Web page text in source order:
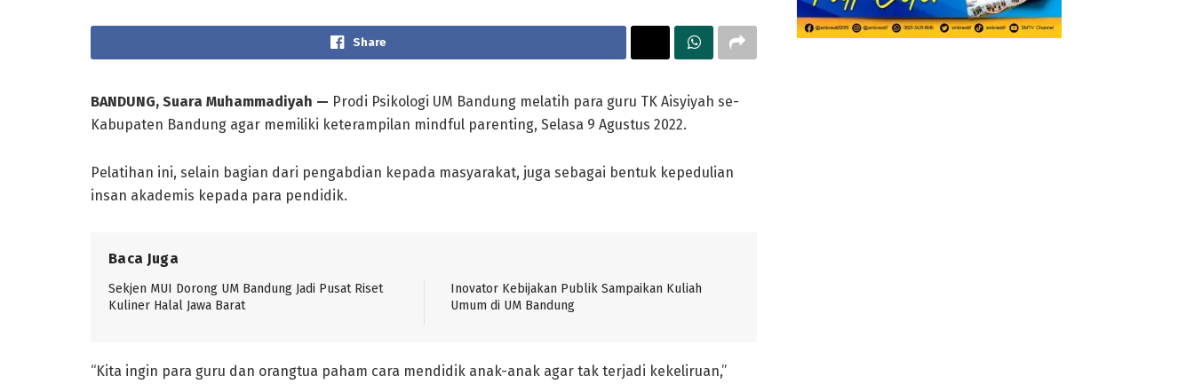
Share
BANDUNG, Suara Muhammadiyah — Prodi Psikologi UM Bandung melatih para guru TK Aisyiyah se-
Kabupaten Bandung agar memiliki keterampilan mindful parenting, Selasa 9 Agustus 2022.
Pelatihan ini, selain bagian dari pengabdian kepada masyarakat, juga sebagai bentuk kepedulian
insan akademis kepada para pendidik.
Baca Juga
Sekjen MUI Dorong UM Bandung Jadi Pusat Riset
Kuliner Halal Jawa Barat
Inovator Kebijakan Publik Sampaikan Kuliah
Umum di UM Bandung
“Kita ingin para guru dan orangtua paham cara mendidik anak-anak agar tak terjadi kekeliruan,”